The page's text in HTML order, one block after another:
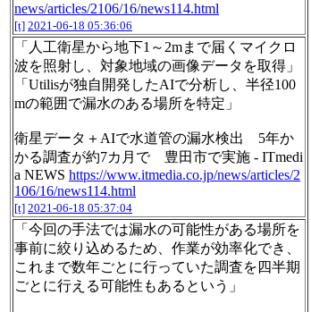
news/articles/2106/16/news114.html
[t] 2021-06-18 05:36:06
「人工衛星から地下1～2mまで届くマイクロ
波を照射し、対象地域の画像データを取得」
「Utilisが独自開発したAIで分析し、半径100
mの範囲で漏水のある場所を特定」
衛星データ＋AIで水道管の漏水検出 5年か
かる調査が約7カ月で 豊田市で実施 - ITmedi
a NEWS https://www.itmedia.co.jp/news/articles/2
106/16/news114.html
[t] 2021-06-18 05:37:04
「今回の手法では漏水の可能性がある場所を
事前に絞り込めるため、作業が効率化でき、
これまで数年ごとに行っていた調査を四半期
ごとに行える可能性もあるという」